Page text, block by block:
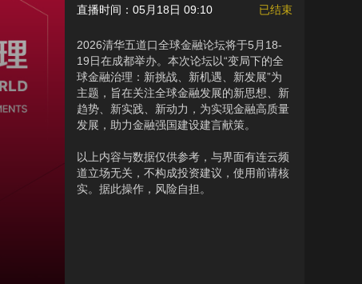
直播时间：05月18日 09:10 已结束
2026清华五道口全球金融论坛将于5月18-
19日在成都举办。本次论坛以“变局下的全
球金融治理：新挑战、新机遇、新发展”为
主题，旨在关注全球金融发展的新思想、新
趋势、新实践、新动力，为实现金融高质量
发展，助力金融强国建设建言献策。
以上内容与数据仅供参考，与界面有连云频
道立场无关，不构成投资建议，使用前请核
实。据此操作，风险自担。